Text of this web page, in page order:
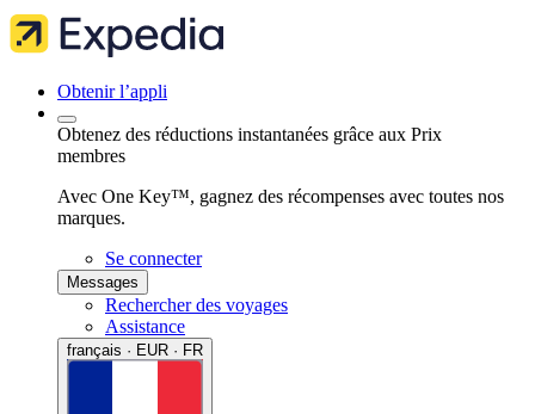
Obtenir l’appli
Obtenez des réductions instantanées grâce aux Prix
membres
Avec One Key™, gagnez des récompenses avec toutes nos
marques.
Se connecter
Messages
Rechercher des voyages
Assistance
français · EUR · FR